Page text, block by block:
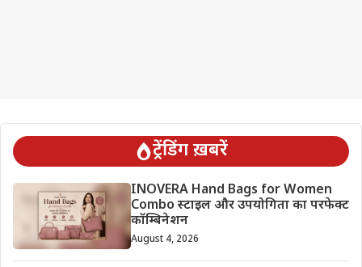
ट्रेंडिंग ख़बरें
INOVERA Hand Bags for Women
Combo स्टाइल और उपयोगिता का परफेक्ट
कॉम्बिनेशन
August 4, 2026